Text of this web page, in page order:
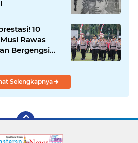
10
Rawas
Bergengsi
Selengkapnya